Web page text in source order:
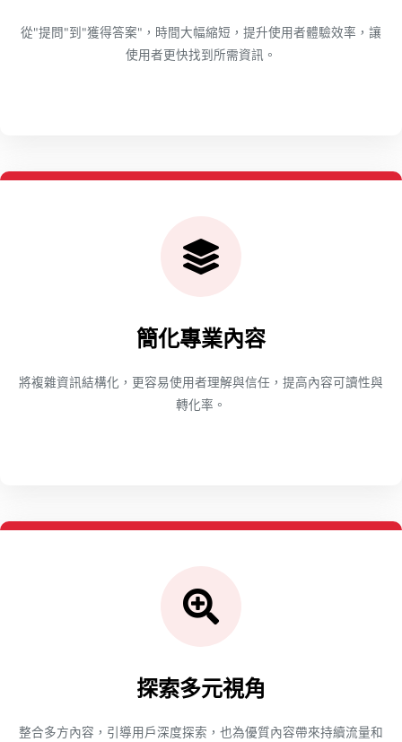
從"提問"到"獲得答案"，時間大幅縮短，提升使用者體驗效率，讓
使用者更快找到所需資訊。
簡化專業內容
將複雜資訊結構化，更容易使用者理解與信任，提高內容可讀性與
轉化率。
探索多元視角
整合多方內容，引導用戶深度探索，也為優質內容帶來持續流量和